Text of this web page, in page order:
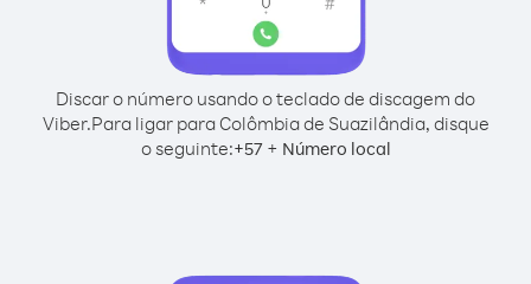
Discar o número usando o teclado de discagem do
Viber.Para ligar para Colômbia de Suazilândia, disque
o seguinte:+57+ Número local